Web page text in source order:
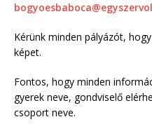
Kérünk minden pályázót,
képet.
Fontos, hogy minden
gyerek neve, gondviselő
csoport neve.